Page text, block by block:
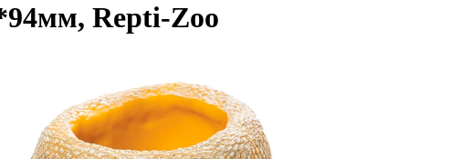
Repti-Zoo